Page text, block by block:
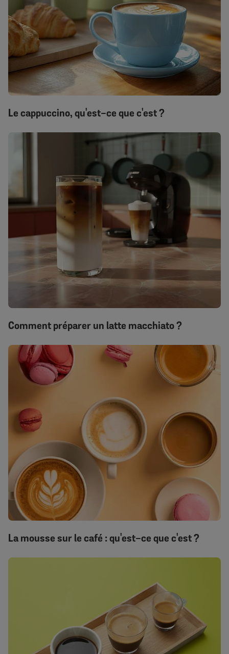
Le cappuccino, qu'est-ce que c'est ?
Comment préparer un latte macchiato ?
La mousse sur le café : qu'est-ce que c'est ?